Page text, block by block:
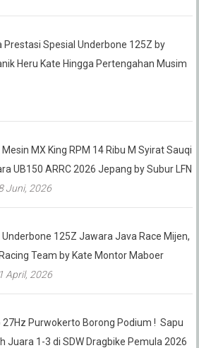
Prestasi Spesial Underbone 125Z by
Heru Kate Hingga Pertengahan Musim
MX King RPM 14 Ribu M Syirat Sauqi
UB150 ARRC 2026 Jepang by Subur LFN
Juni, 2026
Underbone 125Z Jawara Java Race Mijen,
Team by Kate Montor Maboer
April, 2026
27Hz Purwokerto Borong Podium ! Sapu
Juara 1-3 di SDW Dragbike Pemula 2026